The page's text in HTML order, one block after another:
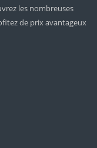
les nombreuses
de prix avantageux